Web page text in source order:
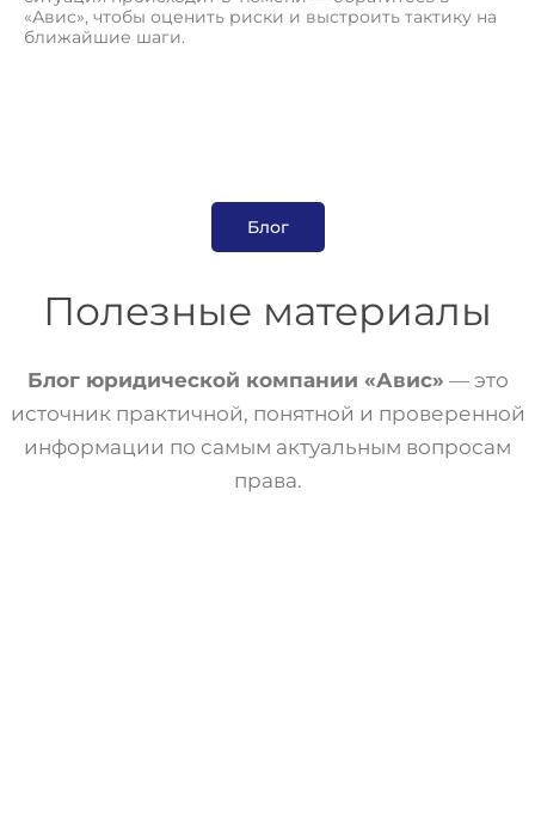
«Авис», чтобы оценить риски и выстроить тактику на
ближайшие шаги.
Блог
Полезные материалы
Блог юридической компании «Авис» — это
источник практичной, понятной и проверенной
информации по самым актуальным вопросам
права.